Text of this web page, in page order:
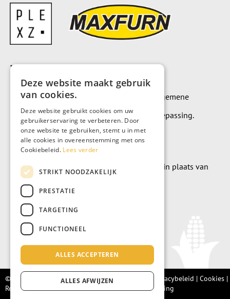
Voorwaarden
Op alle leveringen en diensten zijn onze algemene
leverings- en betalingsvoorwaarden van toepassing.
Algemene voorwaarden
Wilt u geld doneren? Dat kan uiteraard ook in plaats van
meubels te kopen.
Doneer
© Living Fair 2022 – Algemene voorwaarden Privacybeleid | Cookies |
Retourbeleid |Integriteitsprotocol|Klachtenregeling
Deze website maakt gebruik
van cookies.
Deze website gebruikt cookies om uw
gebruikerservaring te verbeteren. Door
onze website te gebruiken, stemt u in met
alle cookies in overeenstemming met ons
Cookiebeleid. Lees verder
STRIKT NOODZAKELIJK
PRESTATIE
TARGETING
FUNCTIONEEL
ALLES ACCEPTEREN
ALLES AFWIJZEN